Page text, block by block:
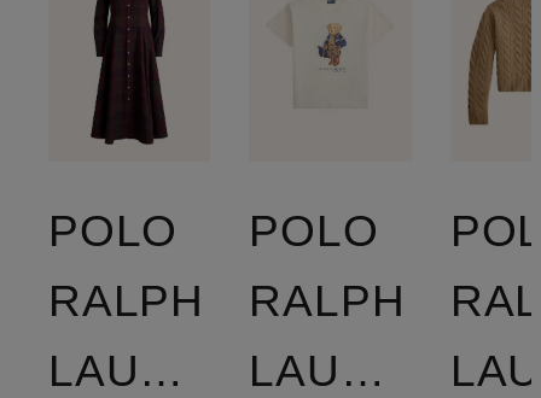
POLO
RALPH
LAUREN
POLO
RALPH
LAUREN